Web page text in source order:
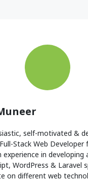
self-motivated &
Stack Web Developer
experience in developing
WordPress & Laravel
on different web